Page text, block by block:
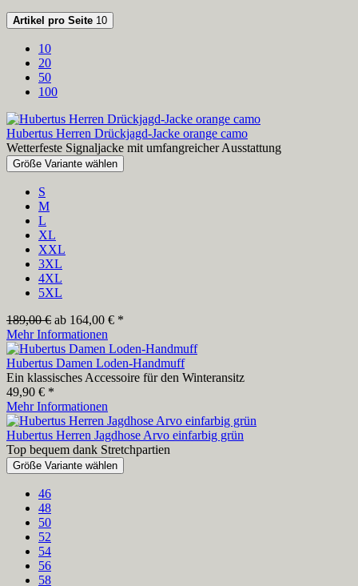
Artikel pro Seite 10
10
20
50
100
Hubertus Herren Drückjagd-Jacke orange camo
Wetterfeste Signaljacke mit umfangreicher Ausstattung
Größe Variante wählen
S
M
L
XL
XXL
3XL
4XL
5XL
189,00 € ab 164,00 € *
Mehr Informationen
Hubertus Damen Loden-Handmuff
Ein klassisches Accessoire für den Winteransitz
49,90 € *
Mehr Informationen
Hubertus Herren Jagdhose Arvo einfarbig grün
Top bequem dank Stretchpartien
Größe Variante wählen
46
48
50
52
54
56
58